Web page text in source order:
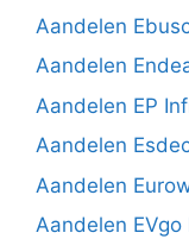
Aandelen
Aandelen
Aandelen EP
Aandelen
Aandelen
Aandelen EVgo